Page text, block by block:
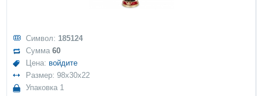
Символ: 185124
Сумма60
Цена: войдите
Размер: 98x30x22
Упаковка 1